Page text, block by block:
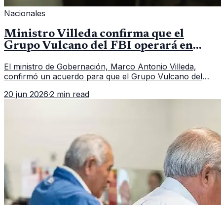
Nacionales
Ministro Villeda confirma que el
Grupo Vulcano del FBI operará en
El ministro de Gobernación, Marco Antonio Villeda,
confirmó un acuerdo para que el Grupo Vulcano del
fallido con la administración anterior del Ministerio
20 jun 2026·2 min read